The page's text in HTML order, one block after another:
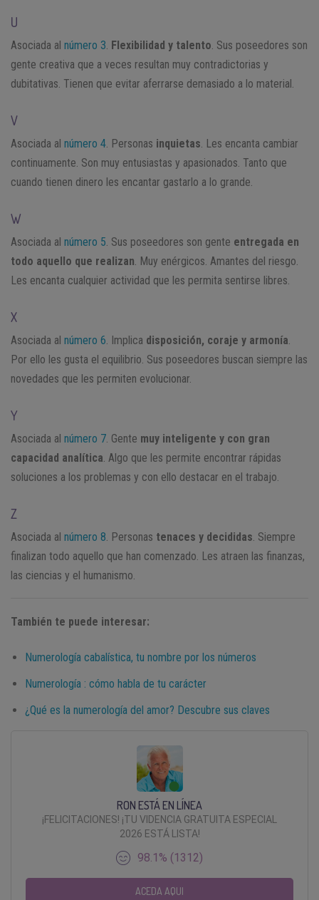
U
Asociada al número 3 Flexibilidad y talento . Sus poseedores son
gente creativa que a veces resultan muy contradictorias y
dubitativas. Tienen que evitar aferrarse demasiado a lo material.
V
Asociada al número 4 . Personas inquietas . Les encanta cambiar
continuamente. Son muy entusiastas y apasionados. Tanto que
cuando tienen dinero les encantar gastarlo a lo grande.
W
Asociada al número 5 . Sus poseedores son gente entregada en
todo aquello que realizan . Muy enérgicos. Amantes del riesgo.
Les encanta cualquier actividad que les permita sentirse libres.
X
Asociada al número 6 . Implica disposición, coraje y armonía
Por ello les gusta el equilibrio. Sus poseedores buscan siempre las
novedades que les permiten evolucionar.
Y
Asociada al número 7 . Gente muy inteligente y con gran
capacidad analítica . Algo que les permite encontrar rápidas
soluciones a los problemas y con ello destacar en el trabajo.
Z
Asociada al número 8 . Personas tenaces y decididas . Siempre
finalizan todo aquello que han comenzado. Les atraen las finanzas,
las ciencias y el humanismo.
También te puede interesar:
Numerología cabalística, tu nombre por los números
Numerología : cómo habla de tu carácter
¿Qué es la numerología del amor? Descubre sus claves
RON ESTÁ EN LÍNEA
¡FELICITACIONES! ¡TU VIDENCIA GRATUITA ESPECIAL
2026 ESTÁ LISTA!
98.1% (1312)
ACEDA AQUI